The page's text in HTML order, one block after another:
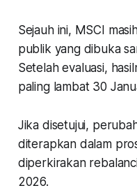
Sejauh ini, MSCI
publik yang dibuka
Setelah evaluasi,
paling lambat 30
Jika disetujui,
diterapkan dalam
diperkirakan
2026.